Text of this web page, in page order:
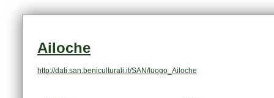
Ailoche
http://dati.san.beniculturali.it/SAN/luogo_Ailoche